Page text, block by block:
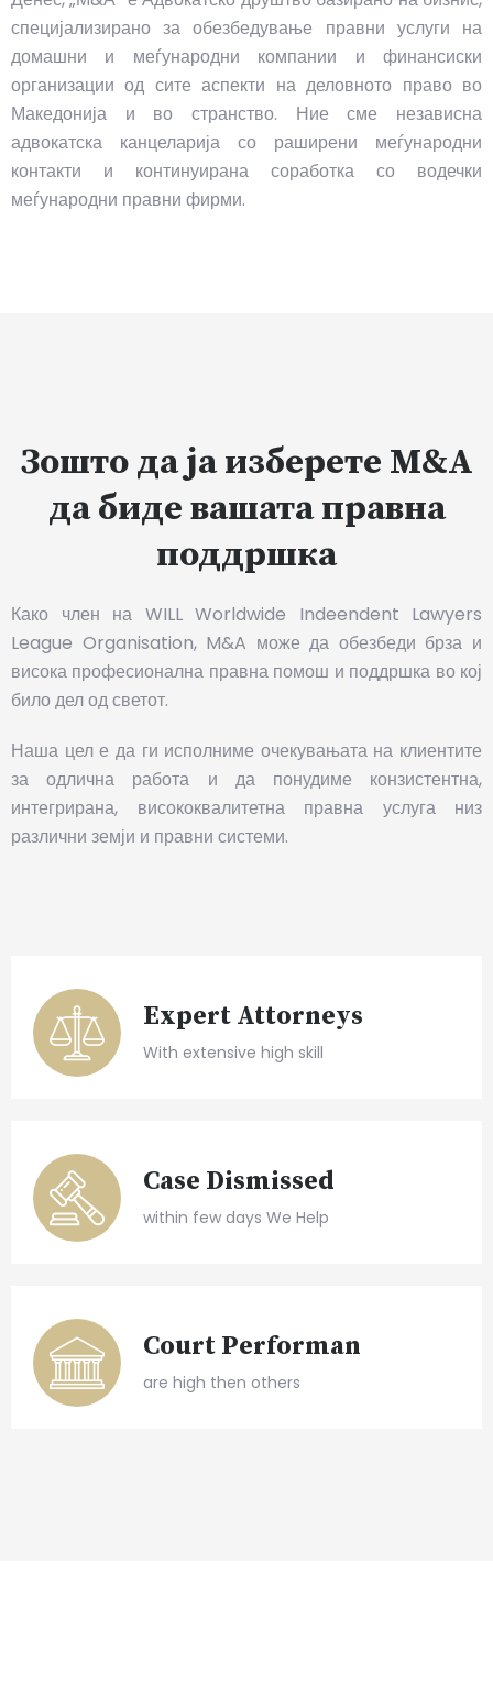
специјализирано за обезбедување правни услуги на
домашни и меѓународни компании и финансиски
организации од сите аспекти на деловното право во
Македонија и во странство. Ние сме независна
адвокатска канцеларија со раширени меѓународни
контакти и континуирана соработка со водечки
меѓународни правни фирми.
Зошто да ја изберете M&A
да биде вашата правна
поддршка
Како член на WILL Worldwide Indeendent Lawyers
League Organisation, M&A може да обезбеди брза и
висока професионална правна помош и поддршка во кој
било дел од светот.
Наша цел е да ги исполниме очекувањата на клиентите
за одлична работа и да понудиме конзистентна,
интегрирана, висококвалитетна правна услуга низ
различни земји и правни системи.
Expert Attorneys
With extensive high skill
Case Dismissed
within few days We Help
Court Performan
are high then others